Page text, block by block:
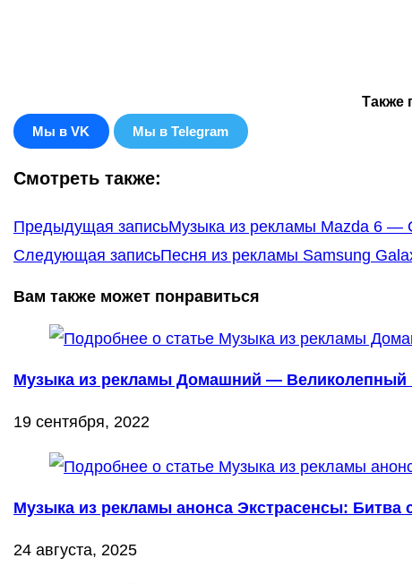
Также
Мы в VK Мы в Telegram
Смотреть также:
Еще
статьи
Предыдущая записьМузыка из рекламы Mazda 6 —
Следующая записьПесня из рекламы Samsung
Вам также может понравиться
Музыка из рекламы Домашний — Великолепный
19 сентября, 2022
Музыка из рекламы анонса Экстрасенсы:
24 августа, 2025